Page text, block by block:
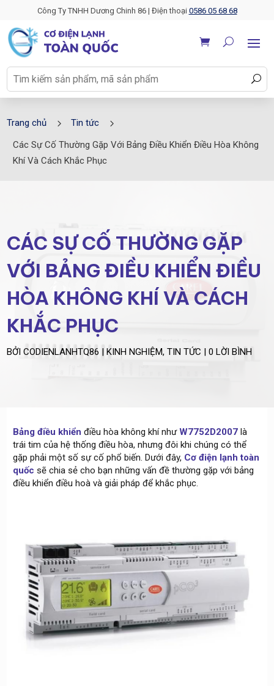
Công Ty TNHH Dương Chinh 86 | Điện thoại 0586 05 68 68
Trang chủ 5 Tin tức 5
Các Sự Cố Thường Gặp Với Bảng Điều Khiển Điều Hòa Không
Khí Và Cách Khắc Phục
CÁC SỰ CỐ THƯỜNG GẶP
VỚI BẢNG ĐIỀU KHIỂN ĐIỀU
HÒA KHÔNG KHÍ VÀ CÁCH
KHẮC PHỤC
BỞICODIENLANHTQ86 |KINH NGHIỆM,TIN TỨC |0 LỜI BÌNH
Bảng điều khiển điều hòa không khí nhưW7752D2007 là
trái tim của hệ thống điều hòa, nhưng đôi khi chúng có thể
gặp phải một số sự cố phổ biến. Dưới đây, Cơ điện lạnh toàn
quốc sẽ chia sẻ cho bạn những vấn đề thường gặp với bảng
điều khiển điều hoà và giải pháp để khắc phục.